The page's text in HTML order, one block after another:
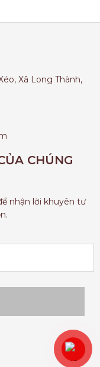
Xã Long Thành,
CHÚNG
nhận lời khuyên tư